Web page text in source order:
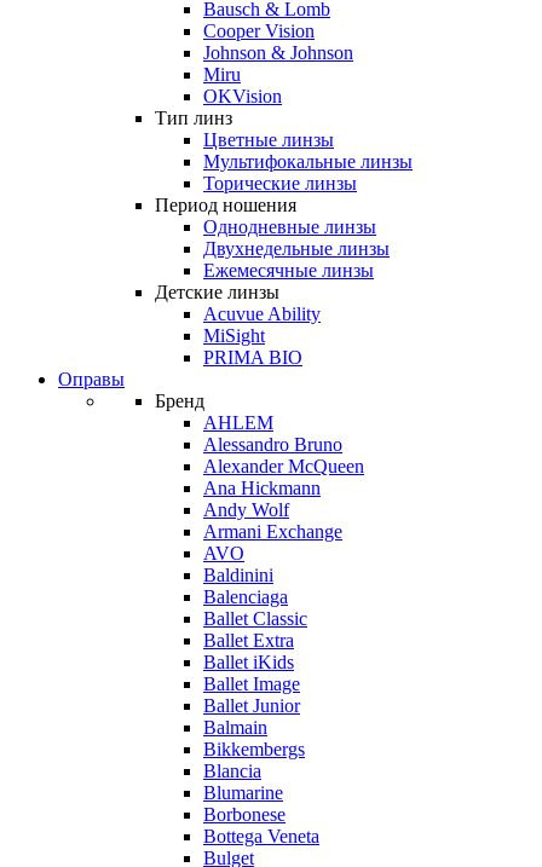
Bausch & Lomb
Cooper Vision
Johnson & Johnson
Miru
OKVision
Тип линз
Цветные линзы
Мультифокальные линзы
Торические линзы
Период ношения
Однодневные линзы
Двухнедельные линзы
Ежемесячные линзы
Детские линзы
Acuvue Ability
MiSight
PRIMA BIO
Оправы
Бренд
AHLEM
Alessandro Bruno
Alexander McQueen
Ana Hickmann
Andy Wolf
Armani Exchange
AVO
Baldinini
Balenciaga
Ballet Classic
Ballet Extra
Ballet iKids
Ballet Image
Ballet Junior
Balmain
Bikkembergs
Blancia
Blumarine
Borbonese
Bottega Veneta
Bulget